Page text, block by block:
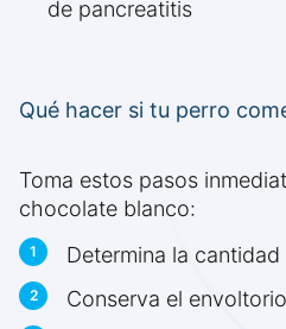
de pancreatitis
Qué hacer si tu perro
Toma estos pasos
chocolate blanco:
Determina la cantidad
Conserva el